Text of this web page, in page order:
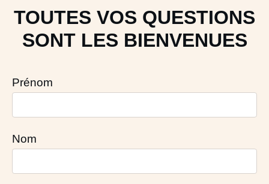
TOUTES VOS QUESTIONS
SONT LES BIENVENUES
Prénom
Nom